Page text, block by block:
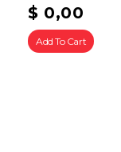
$ 0,00
Add To Cart